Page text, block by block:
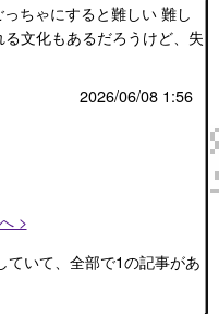
ちゃにすると難しい 難し
文化もあるだろうけど、失
2026/06/08 1:56
>
ていて、全部で1の記事があ